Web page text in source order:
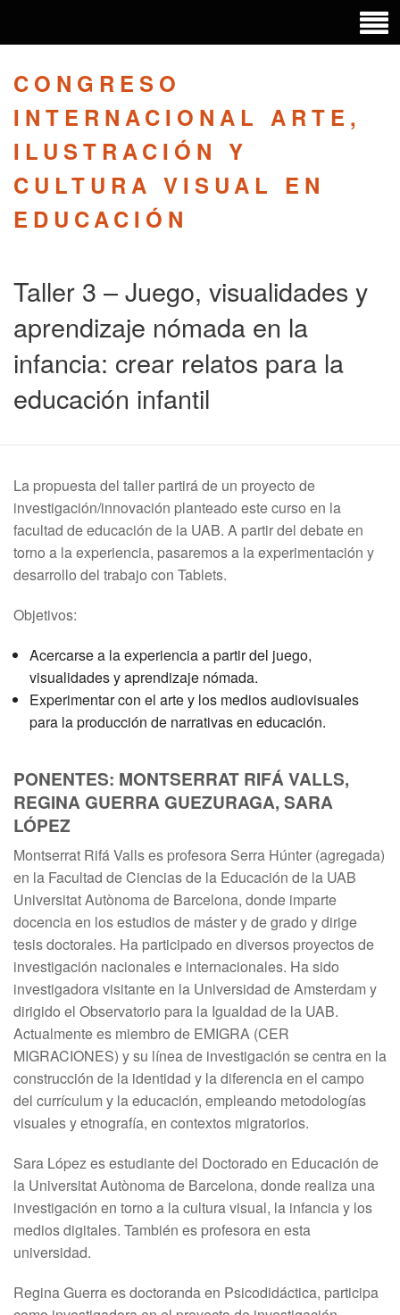
CONGRESO
INTERNACIONAL ARTE,
ILUSTRACIÓN Y
CULTURA VISUAL EN
EDUCACIÓN
Taller 3 – Juego, visualidades y
aprendizaje nómada en la
infancia: crear relatos para la
educación infantil
La propuesta del taller partirá de un proyecto de
investigación/innovación planteado este curso en la
facultad de educación de la UAB. A partir del debate en
torno a la experiencia, pasaremos a la experimentación y
desarrollo del trabajo con Tablets.
Objetivos:
Acercarse a la experiencia a partir del juego,
visualidades y aprendizaje nómada.
Experimentar con el arte y los medios audiovisuales
para la producción de narrativas en educación.
PONENTES: MONTSERRAT RIFÁ VALLS,
REGINA GUERRA GUEZURAGA, SARA
LÓPEZ
Montserrat Rifá Valls es profesora Serra Húnter (agregada)
en la Facultad de Ciencias de la Educación de la UAB
Universitat Autònoma de Barcelona, donde imparte
docencia en los estudios de máster y de grado y dirige
tesis doctorales. Ha participado en diversos proyectos de
investigación nacionales e internacionales. Ha sido
investigadora visitante en la Universidad de Amsterdam y
dirigido el Observatorio para la Igualdad de la UAB.
Actualmente es miembro de EMIGRA (CER
MIGRACIONES) y su línea de investigación se centra en la
construcción de la identidad y la diferencia en el campo
del currículum y la educación, empleando metodologías
visuales y etnografía, en contextos migratorios.
Sara López es estudiante del Doctorado en Educación de
la Universitat Autònoma de Barcelona, donde realiza una
investigación en torno a la cultura visual, la infancia y los
medios digitales. También es profesora en esta
universidad.
Regina Guerra es doctoranda en Psicodidáctica, participa